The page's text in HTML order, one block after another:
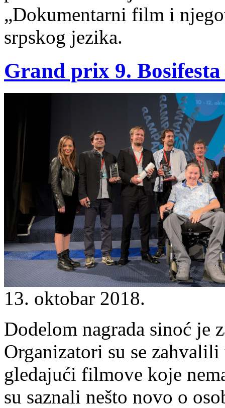
„Dokumentarni film i
srpskog jezika.
Grand prix 9.
13. oktobar 2018.
Dodelom nagrada sinoć je
Organizatori su se
gledajući filmove koje
su saznali nešto novo o